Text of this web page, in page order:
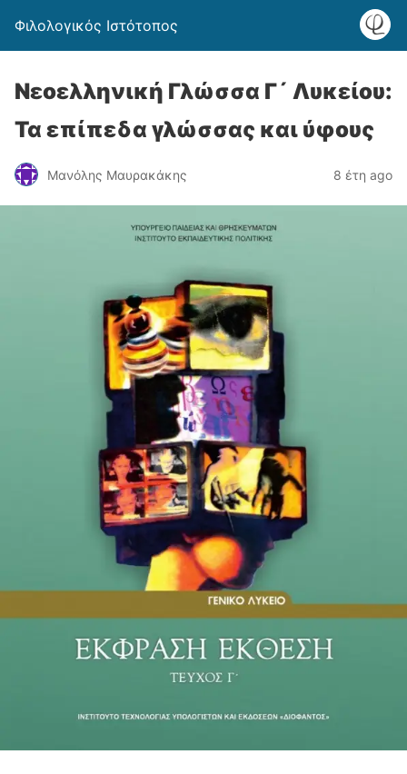
Φιλολογικός Ιστότοπος
Νεοελληνική Γλώσσα Γ´ Λυκείου:
Τα επίπεδα γλώσσας και ύφους
Μανόλης Μαυρακάκης 8 έτη ago